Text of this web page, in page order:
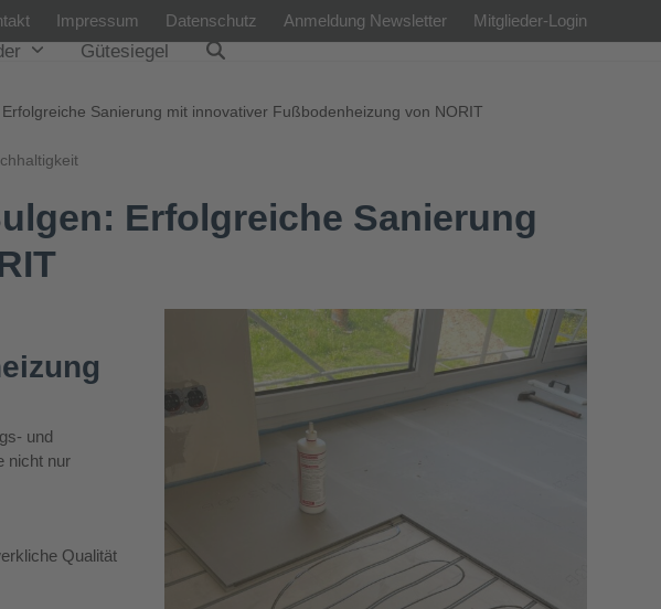
Impressum Datenschutz Anmeldung Newsletter Mitglieder-Login
Gütesiegel
Sanierung mit innovativer Fußbodenheizung von NORIT
Erfolgreiche Sanierung
und
nicht nur
Qualität